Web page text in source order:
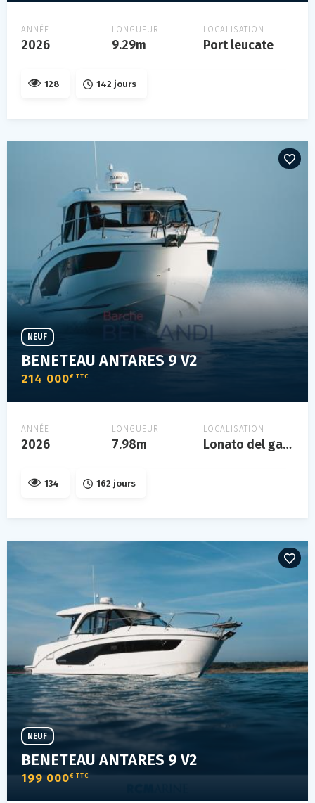
ANNÉE
2026
LONGUEUR
9.29m
LOCALISATION
Port leucate
128 142 jours
BENETEAU ANTARES 9 V2
214 000€ TTC
NEUF
ANNÉE
2026
LONGUEUR
7.98m
LOCALISATION
Lonato del garda
134 162 jours
BENETEAU ANTARES 9 V2
199 000€ TTC
NEUF